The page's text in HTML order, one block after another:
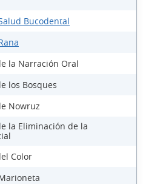
Bucodental
la Narración Oral
los Bosques
Nowruz
la Eliminación de la
Color